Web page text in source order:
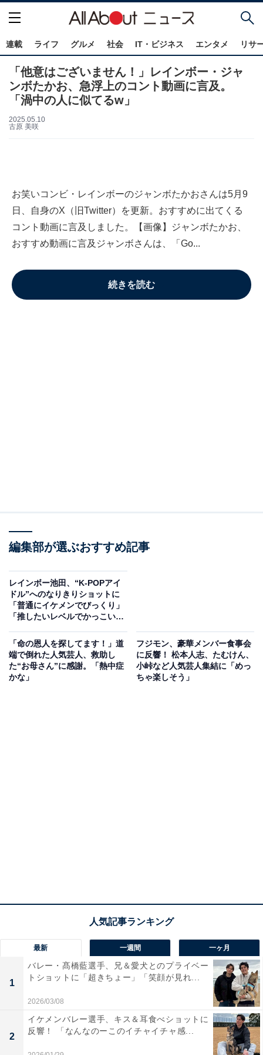
連載 ライフ グルメ 社会 IT・ビジネス エンタメ リサ
「他意はございません！」レインボー・ジャ
ンボたかお、急浮上のコント動画に言及。
「渦中の人に似てるw」
2025.05.10
古原 美咲
お笑いコンビ・レインボーのジャンボたかおさんは5月9
日、自身のX（旧Twitter）を更新。おすすめに出てくる
コント動画に言及しました。【画像】ジャンボたかお、
おすすめ動画に言及ジャンボさんは、「Go...
続きを読む
編集部が選ぶおすすめ記事
レインボー池田、“K-POPアイ
ドル”へのなりきりショットに
「普通にイケメンでびっくり」
「推したいレベルでかっこい
「命の恩人を探してます！」道
端で倒れた人気芸人、救助し
た“お母さん”に感謝。「熱中症
かな」
フジモン、豪華メンバー食事会
に反響！ 松本人志、たむけん、
小峠など人気芸人集結に「めっ
ちゃ楽しそう」
最新 一週間 一ヶ月
1
バレー・髙橋藍選手、兄＆愛犬とのプライベー
トショットに「超きちょー」「笑顔が見れ...
2026/03/08
2
イケメンバレー選手、キス＆耳食べショットに
反響！ 「なんなのーこのイチャイチャ感...